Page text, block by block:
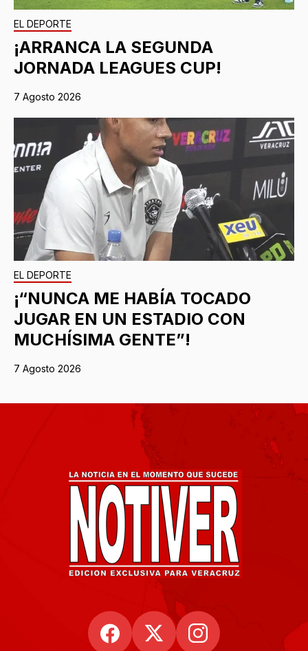
EL DEPORTE
¡ARRANCA LA SEGUNDA
JORNADA LEAGUES CUP!
7 Agosto 2026
EL DEPORTE
¡“NUNCA ME HABÍA TOCADO
JUGAR EN UN ESTADIO CON
MUCHÍSIMA GENTE”!
7 Agosto 2026